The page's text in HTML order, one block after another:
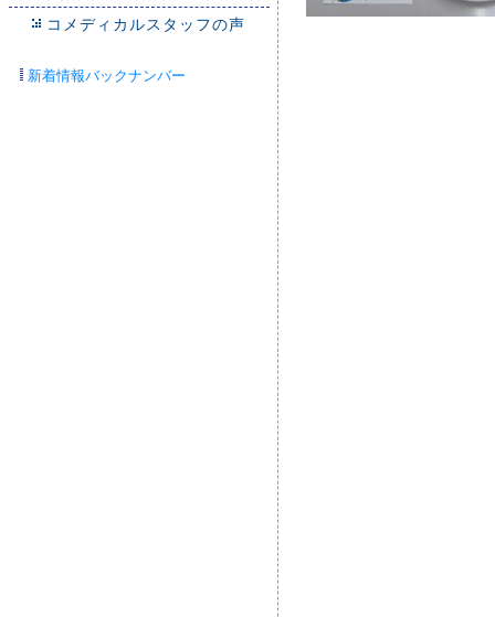
コメディカルスタッフの声
新着情報バックナンバー